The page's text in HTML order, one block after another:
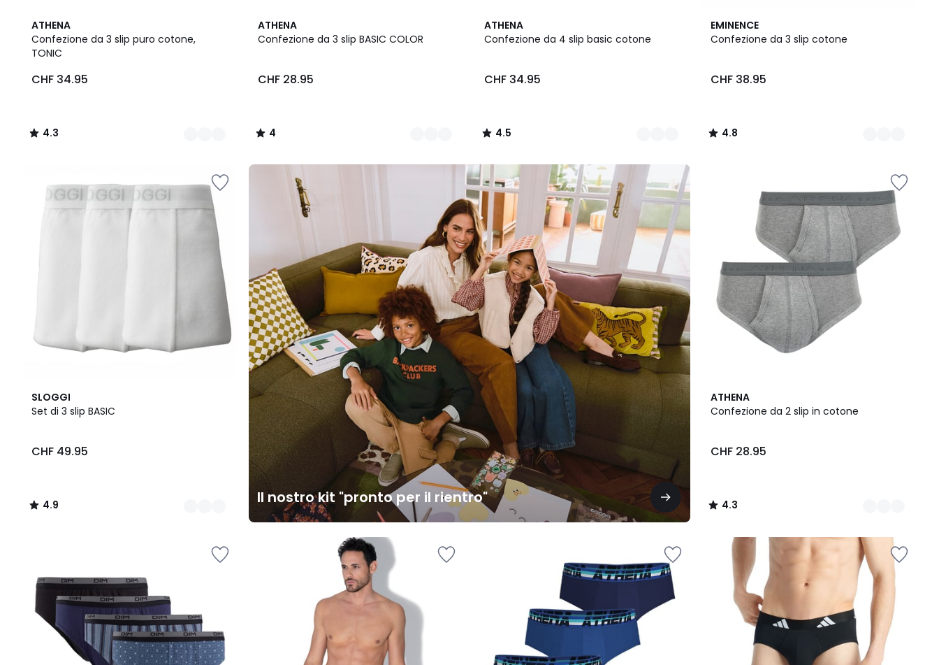
ATHENA
Confezione da 3 slip puro cotone,
TONIC
34.95.
CHF 34.95
4.3
/ 5
2
Colori
4.3
/
ATHENA
Confezione da 3 slip BASIC COLOR
CHF 28.95
4
/
2
Colori
4
/
ATHENA
Confezione da 4 slip basic cotone
CHF 34.95
4.5
/ 5
3
Colori
4.5
/
EMINENCE
Confezione da 3 slip cotone
CHF 38.95
4.8
/ 5
2
Colori
4.8
/
SLOGGI
Set di 3 slip BASIC
CHF 49.95
4.9
/ 5
4
Colori
4.9
/
Il nostro kit "pronto per il rientro"
Il
ATHENA
Confezione da 2 slip in cotone
CHF 28.95
4.3
/ 5
2
Colori
4.3
/